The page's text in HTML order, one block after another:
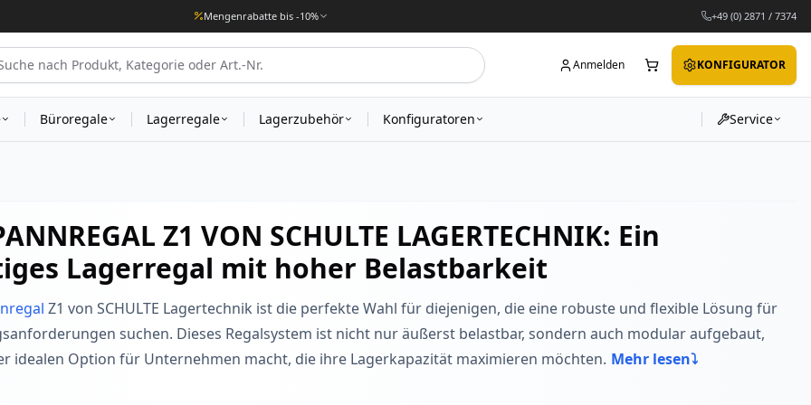
Mengenrabatte bis -10% +49 (0) 2871 / 7374
Anmelden KONFIGURATOR
Büroregale Lagerregale Lagerzubehör Konfiguratoren Service
Z1 VON SCHULTE LAGERTECHNIK: Ein
Lagerregal mit hoher Belastbarkeit
Z1 von SCHULTE Lagertechnik ist die perfekte Wahl für diejenigen, die eine robuste und flexible Lösung für
suchen. Dieses Regalsystem ist nicht nur äußerst belastbar, sondern auch modular aufgebaut,
idealen Option für Unternehmen macht, die ihre Lagerkapazität maximieren möchten. Mehr lesen